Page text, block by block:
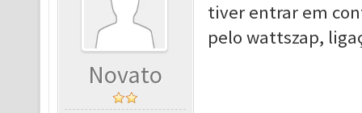
Novato
tiver entrar em
pelo wattszap,